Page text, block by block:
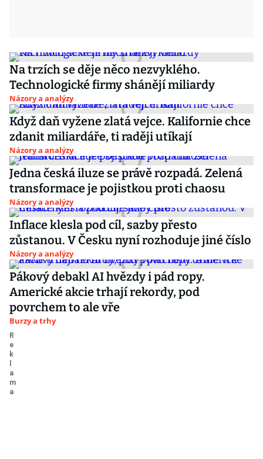
Na trzích se děje něco nezvyklého.
Technologické firmy shánějí miliardy
Názory a analýzy
Když daň vyžene zlatá vejce. Kalifornie chce
zdanit miliardáře, ti raději utíkají
Názory a analýzy
Jedna česká iluze se právě rozpadá. Zelená
transformace je pojistkou proti chaosu
Názory a analýzy
Inflace klesla pod cíl, sazby přesto
zůstanou. V Česku nyní rozhoduje jiné číslo
Názory a analýzy
Pákový debakl AI hvězdy i pád ropy.
Americké akcie trhají rekordy, pod
povrchem to ale vře
Burzy a trhy